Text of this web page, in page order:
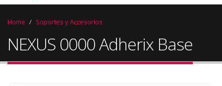
Home Soportes y Accesorios
NEXUS 0000 Adherix Base